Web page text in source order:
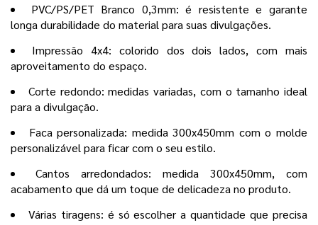
PVC/PS/PET Branco 0,3mm: é resistente e garante
longa durabilidade do material para suas divulgações.
Impressão 4x4: colorido dos dois lados, com mais
aproveitamento do espaço.
Corte redondo: medidas variadas, com o tamanho ideal
para a divulgação.
Faca personalizada: medida 300x450mm com o molde
personalizável para ficar com o seu estilo.
Cantos arredondados: medida 300x450mm, com
acabamento que dá um toque de delicadeza no produto.
Várias tiragens: é só escolher a quantidade que precisa